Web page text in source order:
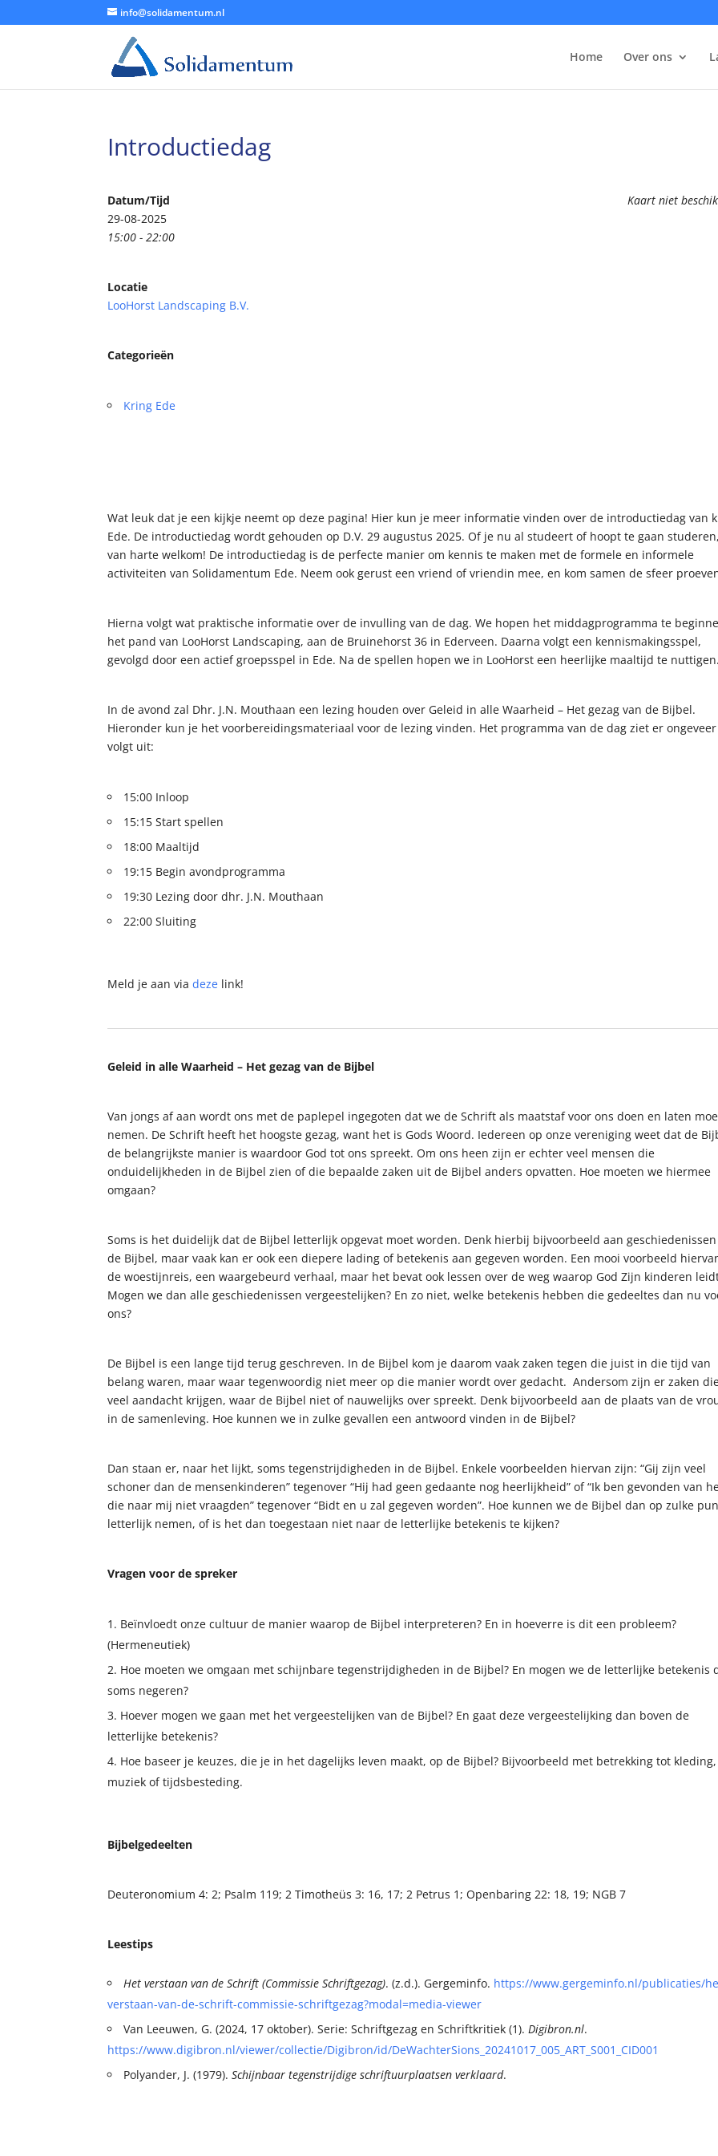
info@solidamentum.nl
Home Over ons
Introductiedag
Kaart niet
Datum/Tijd
29-08-2025
15:00 - 22:00
Locatie
LooHorst Landscaping B.V.
Categorieën
Kring Ede
Wat leuk dat je een kijkje neemt op deze pagina! Hier kun je meer informatie vinden over de introductiedag van
Ede. De introductiedag wordt gehouden op D.V. 29 augustus 2025. Of je nu al studeert of hoopt te gaan
van harte welkom! De introductiedag is de perfecte manier om kennis te maken met de formele en informele
activiteiten van Solidamentum Ede. Neem ook gerust een vriend of vriendin mee, en kom samen de sfeer
Hierna volgt wat praktische informatie over de invulling van de dag. We hopen het middagprogramma te
het pand van LooHorst Landscaping, aan de Bruinehorst 36 in Ederveen. Daarna volgt een kennismakingsspel,
gevolgd door een actief groepsspel in Ede. Na de spellen hopen we in LooHorst een heerlijke maaltijd te
In de avond zal Dhr. J.N. Mouthaan een lezing houden over Geleid in alle Waarheid – Het gezag van de Bijbel.
Hieronder kun je het voorbereidingsmateriaal voor de lezing vinden. Het programma van de dag ziet er
volgt uit:
15:00 Inloop
15:15 Start spellen
18:00 Maaltijd
19:15 Begin avondprogramma
19:30 Lezing door dhr. J.N. Mouthaan
22:00 Sluiting
Meld je aan viadeze link!
Geleid in alle Waarheid – Het gezag van de Bijbel
Van jongs af aan wordt ons met de paplepel ingegoten dat we de Schrift als maatstaf voor ons doen en laten
nemen. De Schrift heeft het hoogste gezag, want het is Gods Woord. Iedereen op onze vereniging weet dat de
de belangrijkste manier is waardoor God tot ons spreekt. Om ons heen zijn er echter veel mensen die
onduidelijkheden in de Bijbel zien of die bepaalde zaken uit de Bijbel anders opvatten. Hoe moeten we hiermee
omgaan?
Soms is het duidelijk dat de Bijbel letterlijk opgevat moet worden. Denk hierbij bijvoorbeeld aan
de Bijbel, maar vaak kan er ook een diepere lading of betekenis aan gegeven worden. Een mooi voorbeeld
de woestijnreis, een waargebeurd verhaal, maar het bevat ook lessen over de weg waarop God Zijn kinderen
Mogen we dan alle geschiedenissen vergeestelijken? En zo niet, welke betekenis hebben die gedeeltes dan nu
ons?
De Bijbel is een lange tijd terug geschreven. In de Bijbel kom je daarom vaak zaken tegen die juist in die tijd van
belang waren, maar waar tegenwoordig niet meer op die manier wordt over gedacht. Andersom zijn er zaken
veel aandacht krijgen, waar de Bijbel niet of nauwelijks over spreekt. Denk bijvoorbeeld aan de plaats van de
in de samenleving. Hoe kunnen we in zulke gevallen een antwoord vinden in de Bijbel?
Dan staan er, naar het lijkt, soms tegenstrijdigheden in de Bijbel. Enkele voorbeelden hiervan zijn: “Gij zijn veel
schoner dan de mensenkinderen” tegenover “Hij had geen gedaante nog heerlijkheid” of “Ik ben gevonden van
die naar mij niet vraagden” tegenover “Bidt en u zal gegeven worden”. Hoe kunnen we de Bijbel dan op zulke
letterlijk nemen, of is het dan toegestaan niet naar de letterlijke betekenis te kijken?
Vragen voor de spreker
Beïnvloedt onze cultuur de manier waarop de Bijbel interpreteren? En in hoeverre is dit een probleem?
(Hermeneutiek)
Hoe moeten we omgaan met schijnbare tegenstrijdigheden in de Bijbel? En mogen we de letterlijke betekenis
soms negeren?
Hoever mogen we gaan met het vergeestelijken van de Bijbel? En gaat deze vergeestelijking dan boven de
letterlijke betekenis?
Hoe baseer je keuzes, die je in het dagelijks leven maakt, op de Bijbel? Bijvoorbeeld met betrekking tot kleding,
muziek of tijdsbesteding.
Bijbelgedeelten
Deuteronomium 4: 2; Psalm 119; 2 Timotheüs 3: 16, 17; 2 Petrus 1; Openbaring 22: 18, 19; NGB 7
Leestips
Het verstaan van de Schrift (Commissie Schriftgezag). (z.d.). Gergeminfo. https://www.gergeminfo.nl/publicaties/
verstaan-van-de-schrift-commissie-schriftgezag?modal=media-viewer
Van Leeuwen, G. (2024, 17 oktober). Serie: Schriftgezag en Schriftkritiek (1).Digibron.nl.
https://www.digibron.nl/viewer/collectie/Digibron/id/DeWachterSions_20241017_005_ART_S001_CID001
Polyander, J. (1979).Schijnbaar tegenstrijdige schriftuurplaatsen verklaard.